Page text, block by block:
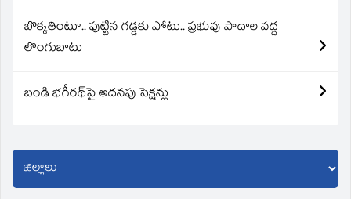
బొక్కతింటూ.. పుట్టిన గడ్డకు పోటు.. ప్రభువు పాదాల వద్ద
లొంగుబాటు
బండి భగీరథ్‌పై అదనపు సెక్షన్లు